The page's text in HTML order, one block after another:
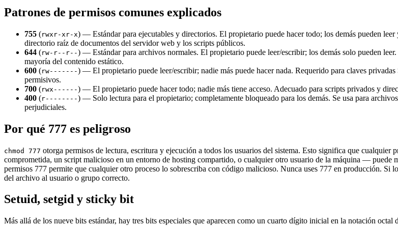
Patrones de permisos comunes explicados
755 (rwxr-xr-x) — Estándar para ejecutables y directorios. El propietario puede hacer todo; los demás pueden
directorio raíz de documentos del servidor web y los scripts públicos.
644 (rw-r--r--) — Estándar para archivos normales. El propietario puede leer/escribir; los demás solo pueden
mayoría del contenido estático.
600 (rw-------) — El propietario puede leer/escribir; nadie más puede hacer nada. Requerido para claves privadas
permisivos.
700 (rwx------) — El propietario puede hacer todo; nadie más tiene acceso. Adecuado para scripts privados y
400 (r--------) — Solo lectura para el propietario; completamente bloqueado para los demás. Se usa para
perjudiciales.
Por qué 777 es peligroso
chmod 777 otorga permisos de lectura, escritura y ejecución a todos los usuarios del sistema. Esto significa que
comprometida, un script malicioso en un entorno de hosting compartido, o cualquier otro usuario de la máquina —
permisos 777 permite que cualquier otro proceso lo sobrescriba con código malicioso. Nunca uses 777 en producción. Si
del archivo al usuario o grupo correcto.
Setuid, setgid y sticky bit
Más allá de los nueve bits estándar, hay tres bits especiales que aparecen como un cuarto dígito inicial en la notación octal